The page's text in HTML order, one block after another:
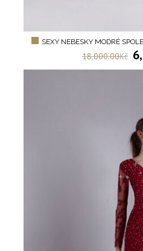
SEXY NEBESKY MODRÉ
18,000.00Kč